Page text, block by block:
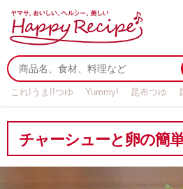
これ!うま!!つゆ Yummy! 昆布つゆ
チャーシューと卵の簡